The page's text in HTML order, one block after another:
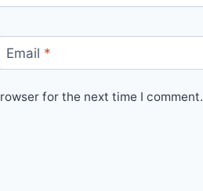
Email *
for the next time I comment.